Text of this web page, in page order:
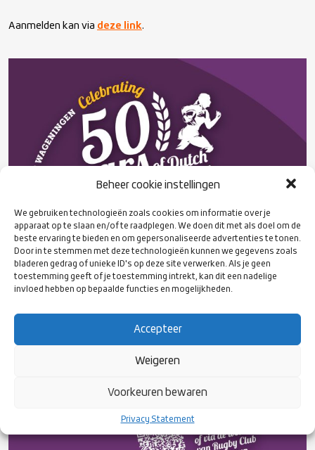
Beheer cookie instellingen
We gebruiken technologieën zoals cookies om informatie over je
apparaat op te slaan en/of te raadplegen. We doen dit met als doel om de
beste ervaring te bieden en om gepersonaliseerde advertenties te tonen.
Door in te stemmen met deze technologieën kunnen we gegevens zoals
bladeren gedrag of unieke ID's op deze site verwerken. Als je geen
toestemming geeft of je toestemming intrekt, kan dit een nadelige
invloed hebben op bepaalde functies en mogelijkheden.
Accepteer
Weigeren
Voorkeuren bewaren
Privacy Statement
Aanmelden kan via deze link.